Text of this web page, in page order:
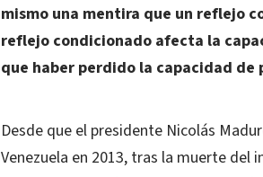
mismo una mentira que un reflejo
reflejo condicionado afecta la
que haber perdido la capacidad de
Desde que el presidente Nicolás
Venezuela en 2013, tras la muerte del